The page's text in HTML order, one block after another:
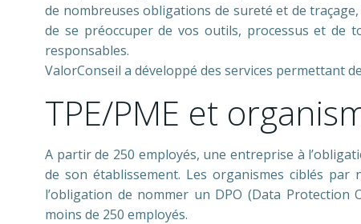
de nombreuses obligations de sureté et de
de se préoccuper de vos outils, processus et de
responsables.
ValorConseil a développé des services permettant
TPE/PME et
A partir de 250 employés, une entreprise à
de son établissement. Les organismes ciblés
l’obligation de nommer un DPO (Data Protection
moins de 250 employés.